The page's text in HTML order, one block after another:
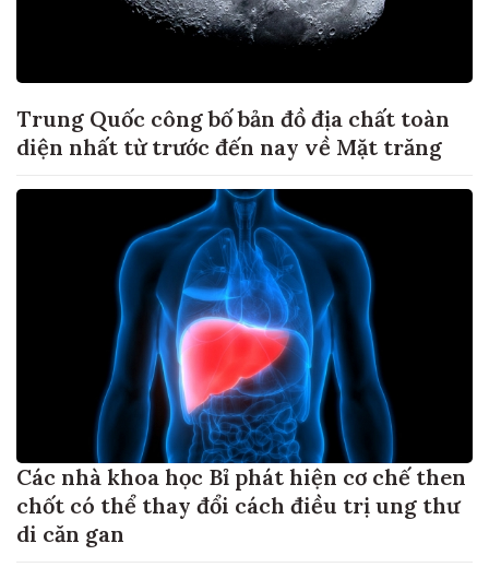
Trung Quốc công bố bản đồ địa chất toàn
diện nhất từ trước đến nay về Mặt trăng
Các nhà khoa học Bỉ phát hiện cơ chế then
chốt có thể thay đổi cách điều trị ung thư
di căn gan